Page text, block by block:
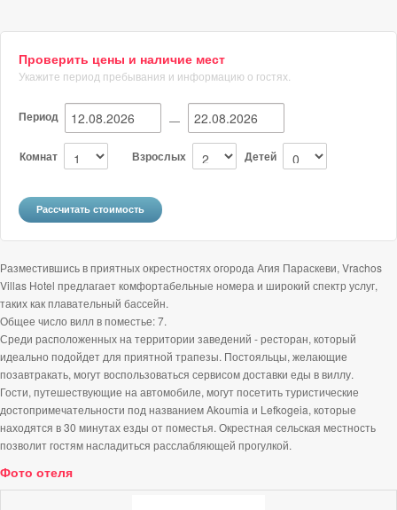
Проверить цены и наличие мест
Укажите период пребывания и информацию о гостях.
Период —
Комнат Взрослых Детей
Разместившись в приятных окрестностях oгорода Агия Параскеви, Vrachos
Villas Hotel предлагает комфортабельные номера и широкий спектр услуг,
таких как плавательный бассейн.
Общее число вилл в поместье: 7.
Среди расположенных на территории заведений - ресторан, который
идеально подойдет для приятной трапезы. Постояльцы, желающие
позавтракать, могут воспользоваться сервисом доставки еды в виллу.
Гости, путешествующие на автомобиле, могут посетить туристические
достопримечательности под названием Akoumia и Lefkogeia, которые
находятся в 30 минутах езды от поместья. Окрестная сельская местность
позволит гостям насладиться расслабляющей прогулкой.
Фото отеля